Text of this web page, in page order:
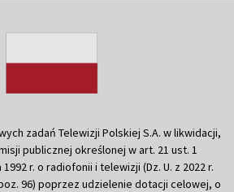
zadań Telewizji Polskiej S.A. w likwidacji,
publicznej określonej w art. 21 ust. 1
r. o radiofonii i telewizji (Dz. U. z 2022 r.
96) poprzez udzielenie dotacji celowej, o